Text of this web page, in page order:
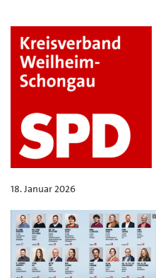
18. Januar 2026